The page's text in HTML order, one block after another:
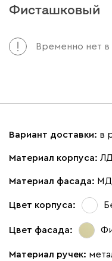
Фисташковый
Временно нет в
Вариант доставки: в
Материал корпуса:
Материал фасада:
Цвет корпуса:
Цвет фасада:
Материал ручек: